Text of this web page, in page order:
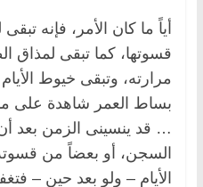
أياً ما كان الأمر، فإنه
قسوتها، كما تبقى لمذاق
مرارته، وتبقى خيوط
بساط العمر شاهدة على
… قد ينسينى الزمن
السجن، أو بعضاً من
الأيام – ولو بعد حين –